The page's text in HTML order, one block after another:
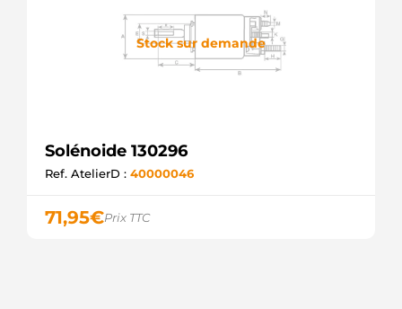
Stock sur demande
Solénoide 130296
Ref. AtelierD : 40000046
71,95€Prix TTC